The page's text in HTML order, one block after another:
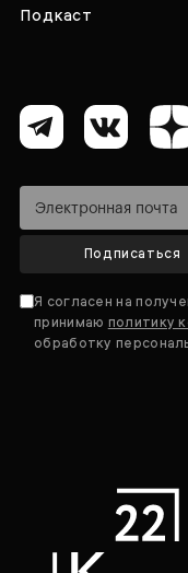
Подкаст
Подписаться
Я согласен на
принимаю политику
обработку